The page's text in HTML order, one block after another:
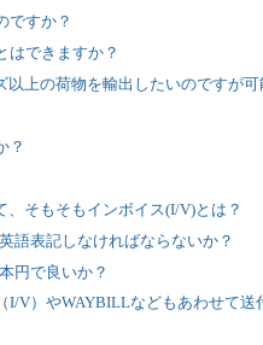
ですか？
はできますか？
上の荷物を輸出したいのですが可
？
そもそもインボイス(I/V)とは？
語表記しなければならないか？
円で良いか？
V）やWAYBILLなどもあわせて送